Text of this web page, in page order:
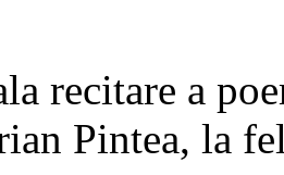
recitare a
Pintea, la